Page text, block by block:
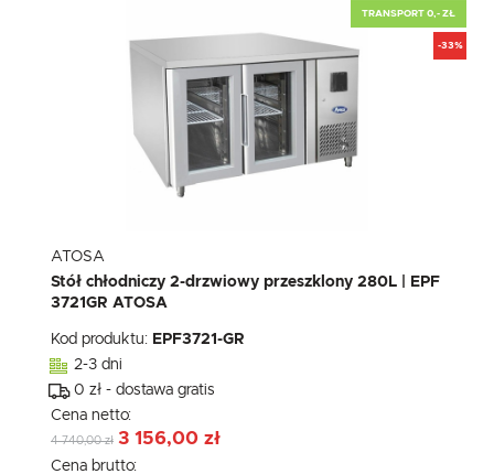
TRANSPORT 0,- ZŁ
-33%
ATOSA
Stół chłodniczy 2-drzwiowy przeszklony 280L | EPF
3721GR ATOSA
Kod produktu: EPF3721-GR
2-3 dni
0 zł - dostawa gratis
Cena netto:
4 740,00 zł 3 156,00 zł
Cena brutto: